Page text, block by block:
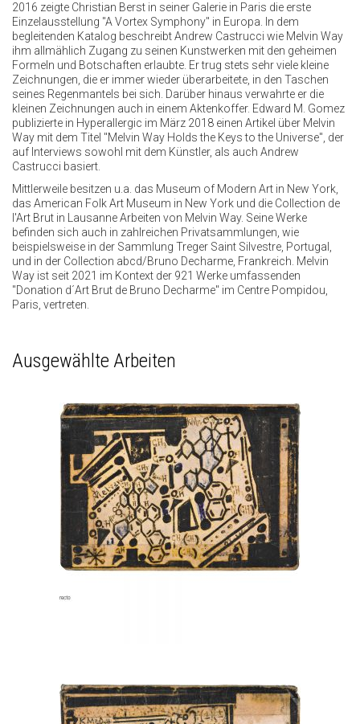
2016 zeigte Christian Berst in seiner Galerie in Paris die erste
Einzelausstellung "A Vortex Symphony" in Europa. In dem
begleitenden Katalog beschreibt Andrew Castrucci wie Melvin Way
ihm allmählich Zugang zu seinen Kunstwerken mit den geheimen
Formeln und Botschaften erlaubte. Er trug stets sehr viele kleine
Zeichnungen, die er immer wieder überarbeitete, in den Taschen
seines Regenmantels bei sich. Darüber hinaus verwahrte er die
kleinen Zeichnungen auch in einem Aktenkoffer. Edward M. Gomez
publizierte in Hyperallergic im März 2018 einen Artikel über Melvin
Way mit dem Titel "Melvin Way Holds the Keys to the Universe", der
auf Interviews sowohl mit dem Künstler, als auch Andrew
Castrucci basiert.
Mittlerweile besitzen u.a. das Museum of Modern Art in New York,
das American Folk Art Museum in New York und die Collection de
l'Art Brut in Lausanne Arbeiten von Melvin Way. Seine Werke
befinden sich auch in zahlreichen Privatsammlungen, wie
beispielsweise in der Sammlung Treger Saint Silvestre, Portugal,
und in der Collection abcd/Bruno Decharme, Frankreich. Melvin
Way ist seit 2021 im Kontext der 921 Werke umfassenden
"Donation d´Art Brut de Bruno Decharme" im Centre Pompidou,
Paris, vertreten.
Ausgewählte Arbeiten